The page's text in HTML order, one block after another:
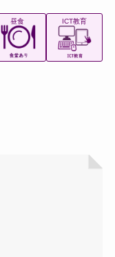
昼食 ICT教育